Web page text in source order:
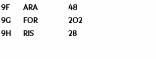
9F
ARA
48
9G
FOR
202
9H
RIS 28